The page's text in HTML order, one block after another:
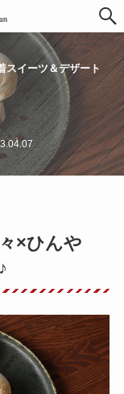
スイーツ＆デザート
×ひんや